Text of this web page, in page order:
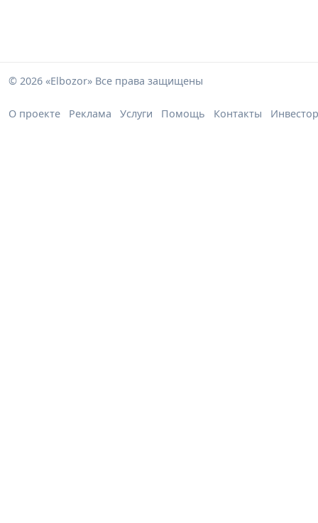
© 2026 «Elbozor» Все права защищены
О проекте Реклама Услуги Помощь Контакты